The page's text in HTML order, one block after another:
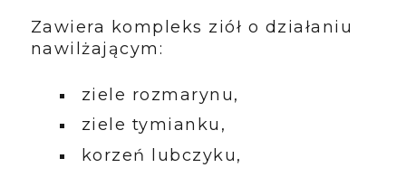
Zawiera kompleks ziół o działaniu
nawilżającym:
ziele rozmarynu,
ziele tymianku,
korzeń lubczyku,